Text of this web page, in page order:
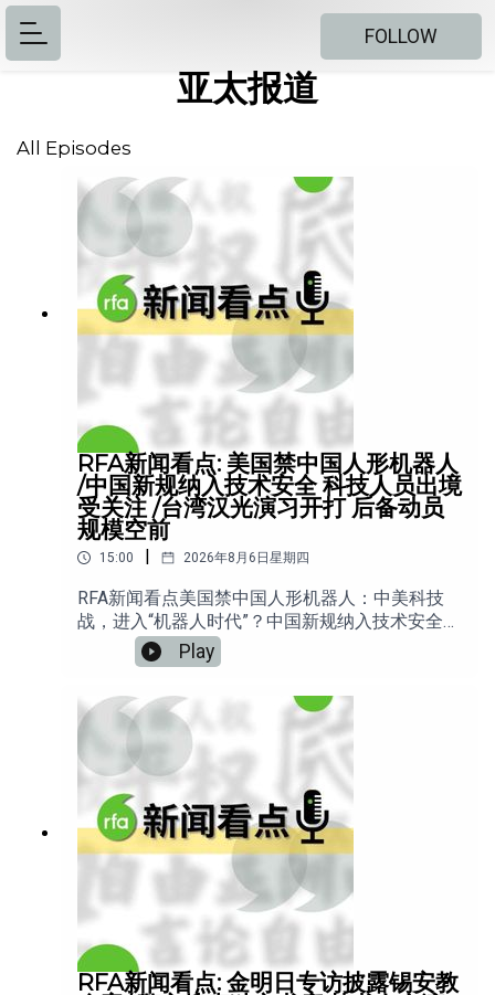
FOLLOW
亚太报道
All Episodes
RFA新闻看点: 美国禁中国人形机器人
/中国新规纳入技术安全 科技人员出境
受关注 /台湾汉光演习开打 后备动员
规模空前
15:00 2026年8月6日星期四
RFA新闻看点美国禁中国人形机器人：中美科技
战，进入“机器人时代”？中国新规纳入技术安全，
科技人员出境受关注;台湾汉光演习开打 后备动员
规模空前;中国活动人士孙愿平抵达澳洲寻庇护;中
国供销社扩张县域网络，学者指经济重走“回头
路”。
Play
RFA新闻看点: 金明日专访披露锡安教